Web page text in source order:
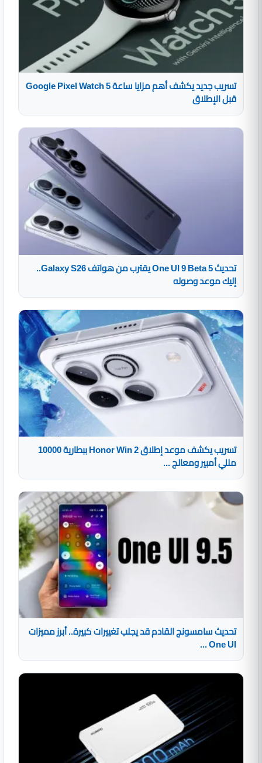
تسريب جديد يكشف أهم مزايا ساعة Google Pixel Watch 5
قبل الإطلاق
تحديث One UI 9 Beta 5 يقترب من هواتف Galaxy S26..
إليك موعد وصوله
تسريب يكشف موعد إطلاق Honor Win 2 ببطارية 10000
مللي أمبير ومعالج ...
تحديث سامسونج القادم قد يجلب تغييرات كبيرة.. أبرز مميزات
One UI ...